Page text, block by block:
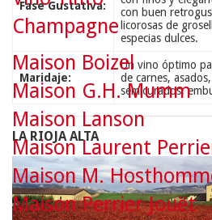
Fase Gustativa:
con buen
licorosas de
especias dulces.
Maridaje:
Un vino óptimo
de carnes,
semicurados,
LA RIOJA ALTA
Champagne
Maison Boizel
Maison G.H. Mumm
Maison Lanson
Maison Laurent
Maison M.
Maison Perrier Jouët